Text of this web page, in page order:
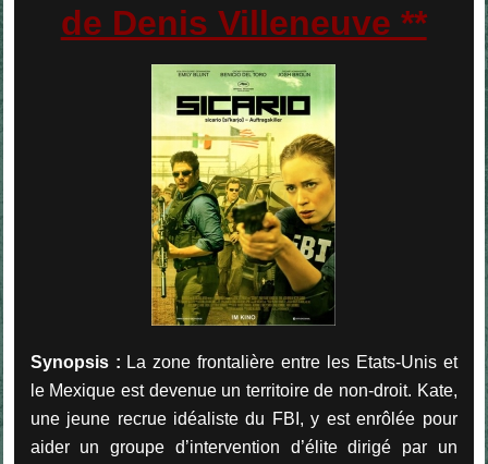
de Denis Villeneuve **
Synopsis : La zone frontalière entre les Etats-Unis et
le Mexique est devenue un territoire de non-droit. Kate,
une jeune recrue idéaliste du FBI, y est enrôlée pour
aider un groupe d’intervention d’élite dirigé par un